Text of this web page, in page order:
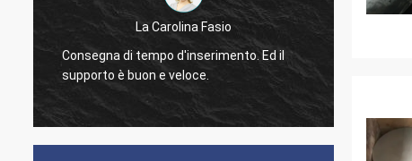
La Carolina Fasio
Consegna di tempo d'inserimento. Ed il
supporto è buon e veloce.